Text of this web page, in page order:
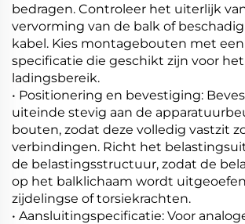
bedragen. Controleer het uiterlijk
vervorming van de balk of
kabel. Kies montagebouten met een
specificatie die geschikt zijn voor
ladingsbereik.
• Positionering en bevestiging:
uiteinde stevig aan de
bouten, zodat deze volledig vastzit
verbindingen. Richt het
de belastingsstructuur, zodat de
op het balklichaam wordt
zijdelingse of torsiekrachten.
• Aansluitingspecificatie: Voor